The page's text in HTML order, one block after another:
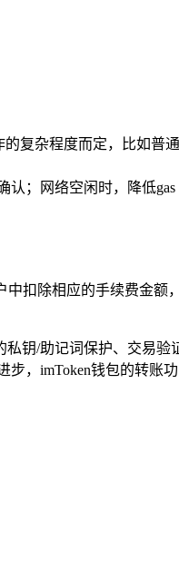
的复杂程度而定，比如普
认；网络空闲时，降低
扣除相应的手续费金额
钥/助记词保护、交易验
，imToken钱包的转账